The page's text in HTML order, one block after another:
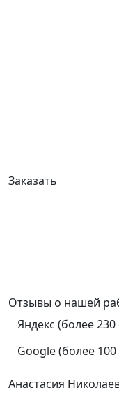
Заказать
Отзывы о нашей
Яндекс (более
Google (более
Анастасия